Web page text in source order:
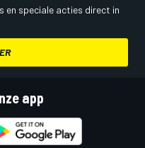
en speciale acties direct in
app